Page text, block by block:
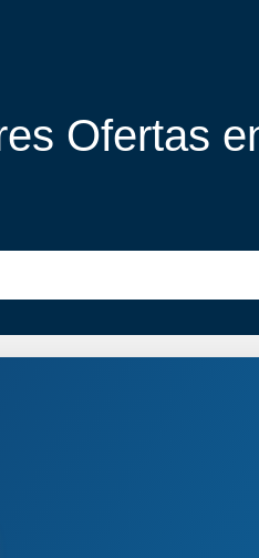
Ofertas